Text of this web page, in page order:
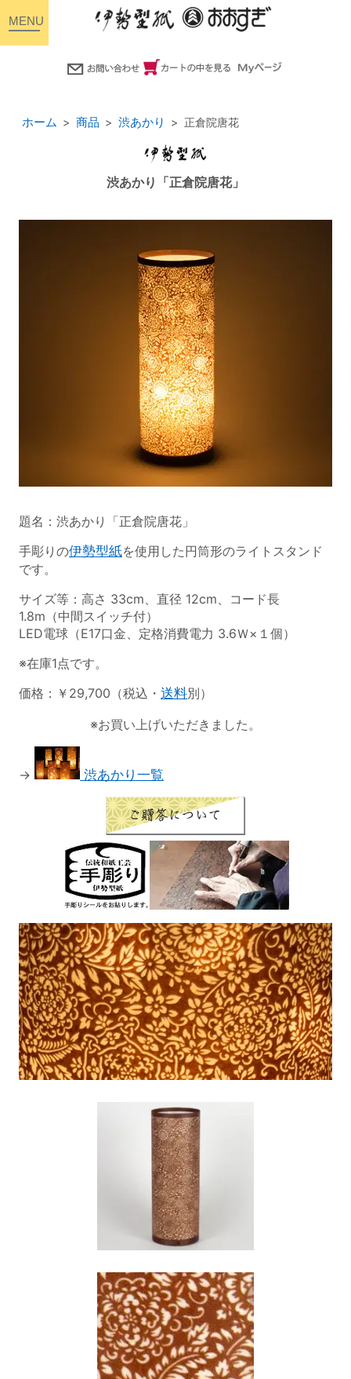
ホーム 商品 渋あかり 正倉院唐花
渋あかり「正倉院唐花」
題名：渋あかり「正倉院唐花」
手彫りの伊勢型紙を使用した円筒形のライトスタンド
です。
サイズ等：高さ 33cm、直径 12cm、コード長
1.8m（中間スイッチ付）
LED電球（E17口金、定格消費電力 3.6Ｗ×１個）
※在庫1点です。
価格：￥29,700（税込・ 送料別）
※お買い上げいただきました。
→ 渋あかり一覧
toggle
navigation